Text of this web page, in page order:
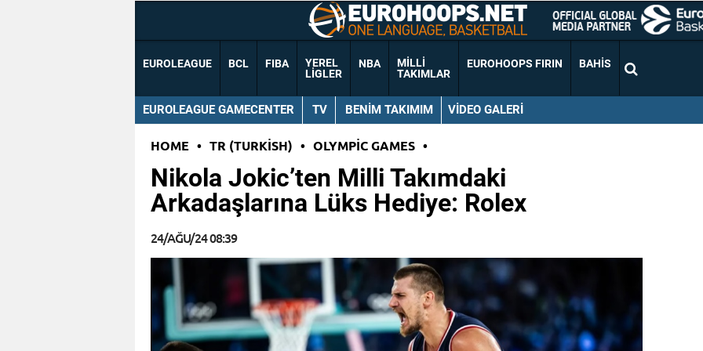
EUROLEAGUE BCL FIBA
YEREL
LIGLER
NBA
MILLI
TAKIMLAR
EUROHOOPS FIRIN BAHIS
EUROLEAGUE GAMECENTER TV BENIM TAKIMIM VIDEO GALERI
HOME • TR (TURKISH) • OLYMPIC GAMES •
Nikola Jokic’ten Milli Takımdaki
Arkadaşlarına Lüks Hediye: Rolex
24/AĞU/24 08:39